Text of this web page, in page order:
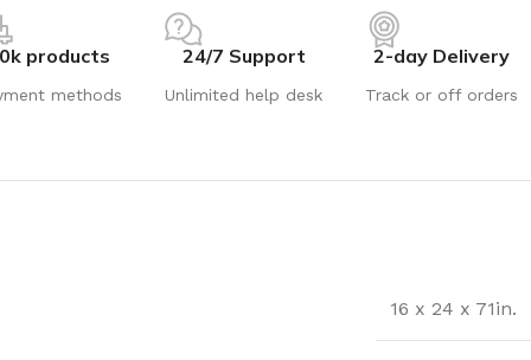
products
methods
24/7 Support
Unlimited help desk
2-day Delivery
Track or off orders
16 x 24 x 71in.